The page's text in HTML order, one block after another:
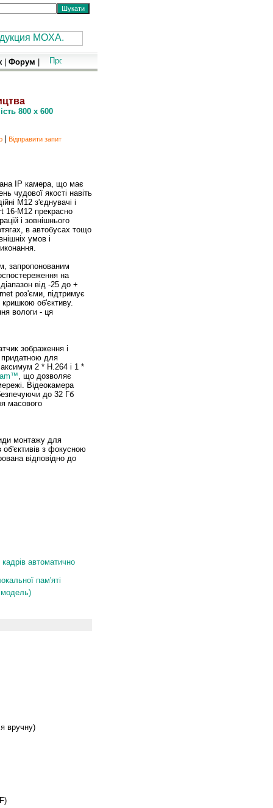
| Форум
800 x 600
Відправити запит
IP камера, що має
чудової якості навіть
M12 з'єднувачі і
16-M12 прекрасно
і зовнішнього
в автобусах тощо
умов і
запропонованим
на
від -25 до +
роз'єми, підтримує
об'єктиву.
вологи - ця
зображення і
придатною для
2 * H.264 і 1 *
, що дозволяє
Відеокамера
до 32 Гб
масового
монтажу для
об'єктивів з фокусною
відповідно до
автоматично
пам'яті
модель)
вручну)